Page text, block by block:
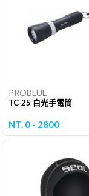
PROBLUE
TC-25 白光手電筒
NT. 0 - 2800